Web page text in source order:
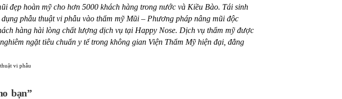
đẹp hoàn mỹ cho hơn 5000 khách hàng trong nước và Kiều Bào. Tái sinh
phẫu thuật vi phẫu vào thẩm mỹ Mũi – Phương pháp nâng mũi độc
hàng hài lòng chất lượng dịch vụ tại Happy Nose. Dịch vụ thẩm mỹ được
ngặt tiêu chuẩn y tế trong không gian Viện Thẩm Mỹ hiện đại, đẳng
bạn”